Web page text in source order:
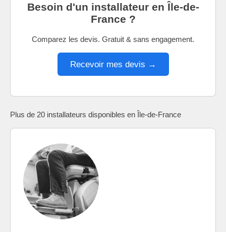
Besoin d'un installateur en Île-de-
France ?
Comparez les devis. Gratuit & sans engagement.
Recevoir mes devis →
Plus de 20 installateurs disponibles en Île-de-France